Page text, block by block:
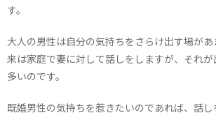
す。
大人の男性は自分の気持ちをさらけ出す場が
来は家庭で妻に対して話しをしますが、それ
多いのです。
既婚男性の気持ちを惹きたいのであれば、話